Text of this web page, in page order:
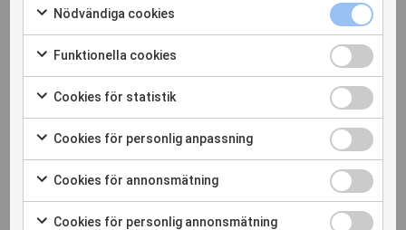
2025-10-14 Anmäl dig till Smärta och sömnsvårigheter den 14 okt, 17.00
Nödvändiga cookies
Funktionella cookies
Cookies för statistik
Cookies för personlig anpassning
Cookies för annonsmätning
Cookies för personlig annonsmätning